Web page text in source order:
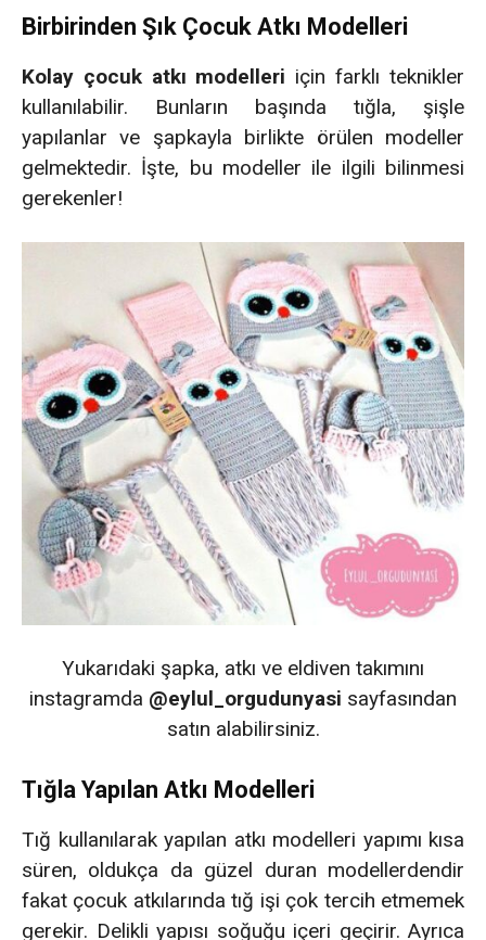
Birbirinden Şık Çocuk Atkı Modelleri
Kolay çocuk atkı modelleri için farklı teknikler
kullanılabilir. Bunların başında tığla, şişle
yapılanlar ve şapkayla birlikte örülen modeller
gelmektedir. İşte, bu modeller ile ilgili bilinmesi
gerekenler!
Yukarıdaki şapka, atkı ve eldiven takımını
instagramda @eylul_orgudunyasi sayfasından
satın alabilirsiniz.
Tığla Yapılan Atkı Modelleri
Tığ kullanılarak yapılan atkı modelleri yapımı kısa
süren, oldukça da güzel duran modellerdendir
fakat çocuk atkılarında tığ işi çok tercih etmemek
gerekir. Delikli yapısı soğuğu içeri geçirir. Ayrıca